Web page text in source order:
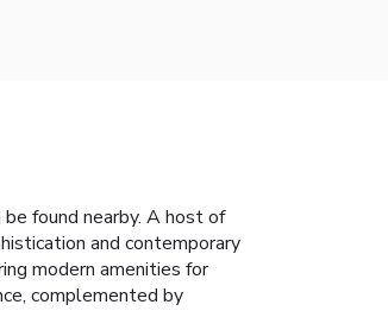
found nearby. A host of
and contemporary
modern amenities for
complemented by